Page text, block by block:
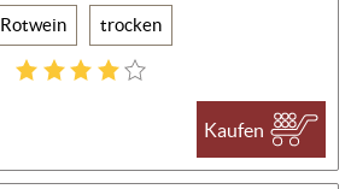
Rotwein trocken
Kaufen